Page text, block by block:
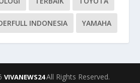
INDONESIA YAMAHA
VIVANEWS24All Rights Reserved.